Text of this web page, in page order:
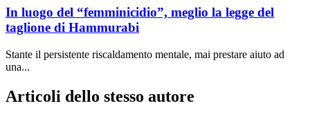
In luogo del “femminicidio”, meglio la legge del
taglione di Hammurabi
Stante il persistente riscaldamento mentale, mai prestare aiuto ad
una...
Articoli dello stesso autore